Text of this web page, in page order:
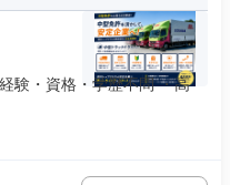
験・資格・学歴不問 ・高